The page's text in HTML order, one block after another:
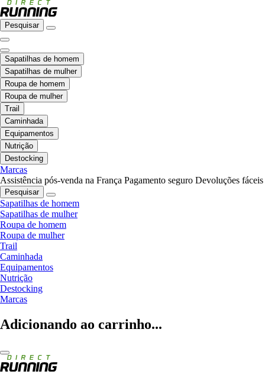
Pesquisar
Sapatilhas de homem
Sapatilhas de mulher
Roupa de homem
Roupa de mulher
Trail
Caminhada
Equipamentos
Nutrição
Destocking
Marcas
Assistência pós-venda na França Pagamento seguro Devoluções fáceis
Pesquisar
Sapatilhas de homem
Sapatilhas de mulher
Roupa de homem
Roupa de mulher
Trail
Caminhada
Equipamentos
Nutrição
Destocking
Marcas
Adicionando ao carrinho...